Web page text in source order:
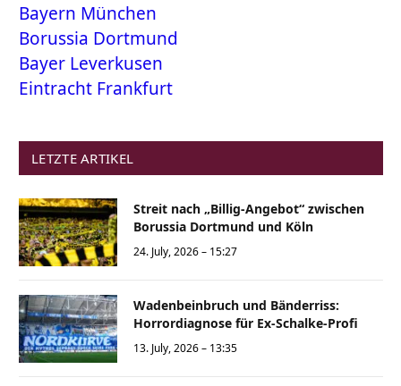
Bayern München
Borussia Dortmund
Bayer Leverkusen
Eintracht Frankfurt
LETZTE ARTIKEL
Streit nach „Billig-Angebot“ zwischen
Borussia Dortmund und Köln
24. July, 2026 – 15:27
Wadenbeinbruch und Bänderriss:
Horrordiagnose für Ex-Schalke-Profi
13. July, 2026 – 13:35